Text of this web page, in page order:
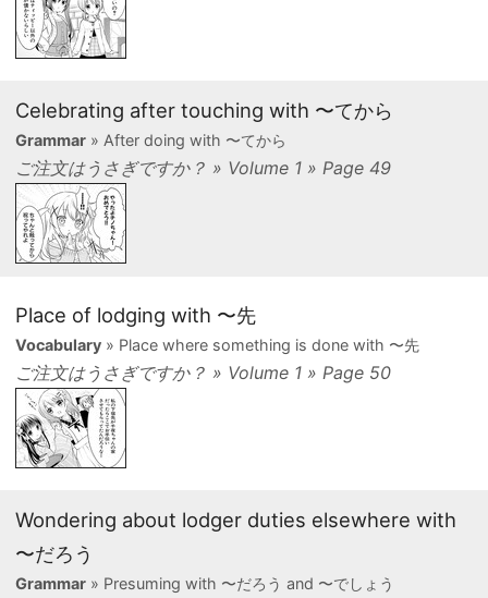
Celebrating after touching with 〜てから
Grammar» After doing with 〜てから
ご注文はうさぎですか？ » Volume 1 » Page 49
Place of lodging with 〜先
Vocabulary» Place where something is done with 〜先
ご注文はうさぎですか？ » Volume 1 » Page 50
Wondering about lodger duties elsewhere with
〜だろう
Grammar» Presuming with 〜だろう and 〜でしょう